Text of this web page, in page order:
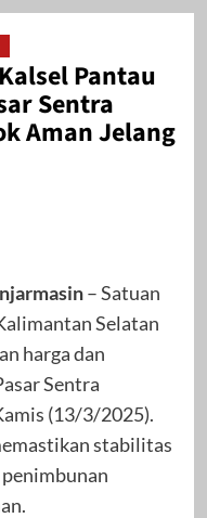
Pantau
Sentra
Aman Jelang
– Satuan
Selatan
harga dan
Sentra
(13/3/2025).
stabilitas